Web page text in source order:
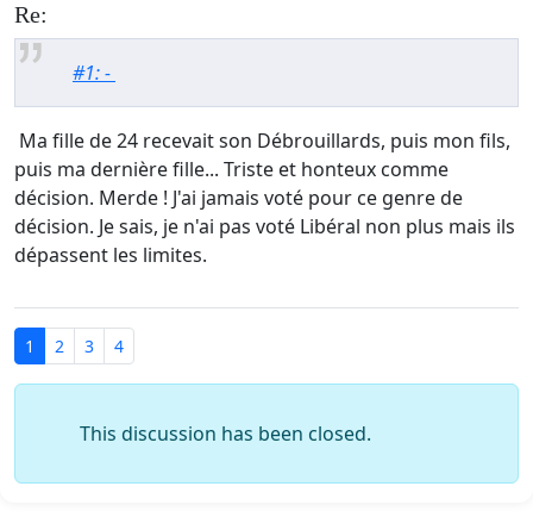
Re:
#1: -
Ma fille de 24 recevait son Débrouillards, puis mon fils,
puis ma dernière fille... Triste et honteux comme
décision. Merde ! J'ai jamais voté pour ce genre de
décision. Je sais, je n'ai pas voté Libéral non plus mais ils
dépassent les limites.
1 2 3 4
This discussion has been closed.